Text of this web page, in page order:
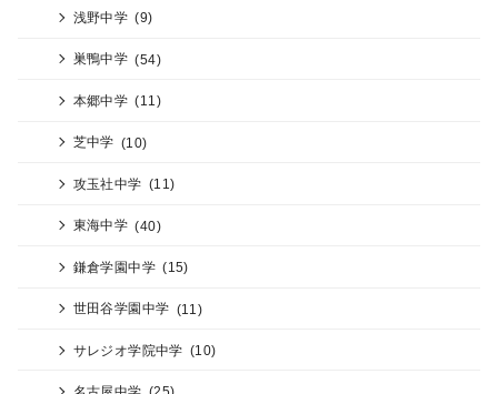
浅野中学 (9)
巣鴨中学 (54)
本郷中学 (11)
芝中学 (10)
攻玉社中学 (11)
東海中学 (40)
鎌倉学園中学 (15)
世田谷学園中学 (11)
サレジオ学院中学 (10)